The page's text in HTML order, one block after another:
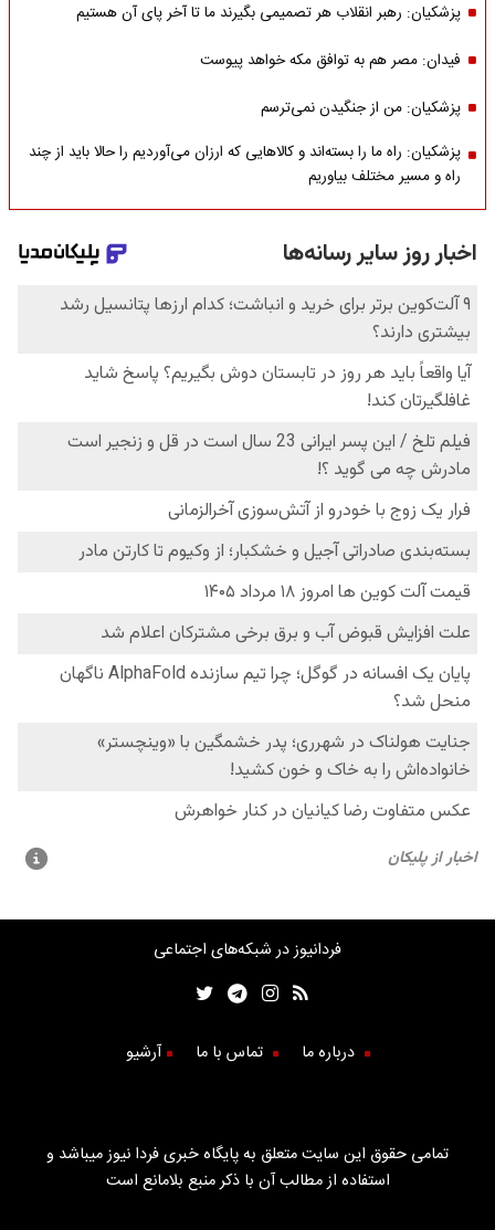
پزشکیان: رهبر انقلاب هر تصمیمی بگیرند ما تا آخر پای آن هستیم
فیدان: مصر هم به توافق مکه خواهد پیوست
پزشکیان: من از جنگیدن نمی‌ترسم
پزشکیان: راه ما را بسته‌اند و کالاهایی که ارزان می‌آوردیم را حالا باید از چند
راه و مسیر مختلف بیاوریم
فردانیوز در شبکه‌های اجتماعی
درباره ما تماس با ما آرشیو
تمامی حقوق این سایت متعلق به پایگاه خبری فردا نیوز میباشد و
استفاده از مطالب آن با ذکر منبع بلامانع است